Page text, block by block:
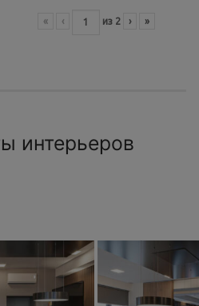
« ‹ из 2 › »
интерьеров